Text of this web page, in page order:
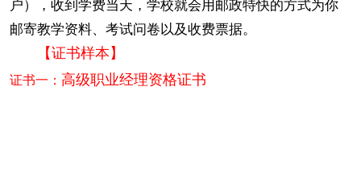
邮寄教学资料、考试问卷以及收费票据。
【证书样本】
证书一： 高级职业经理资格证书